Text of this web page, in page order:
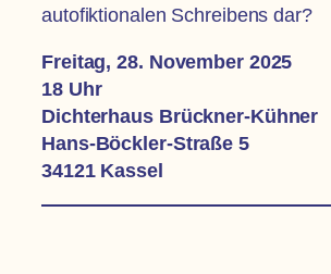
autofiktionalen Schreibens dar?
Freitag, 28. November 2025
18 Uhr
Dichterhaus Brückner-Kühner
Hans-Böckler-Straße 5
34121 Kassel